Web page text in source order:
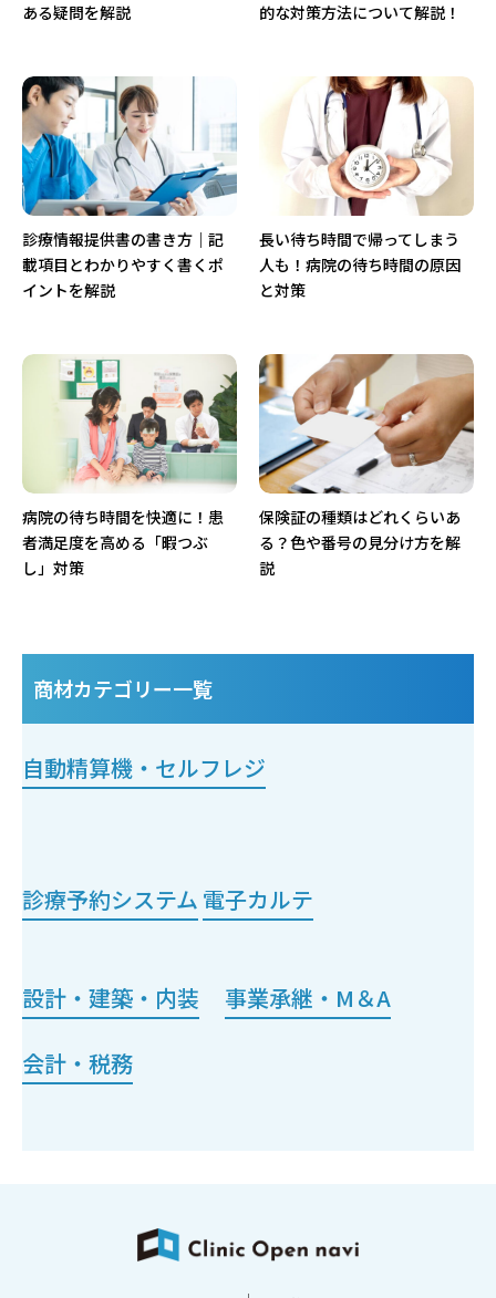
ある疑問を解説
的な対策方法について解説！
診療情報提供書の書き方｜記
載項目とわかりやすく書くポ
イントを解説
長い待ち時間で帰ってしまう
人も！病院の待ち時間の原因
と対策
病院の待ち時間を快適に！患
者満足度を高める「暇つぶ
し」対策
保険証の種類はどれくらいあ
る？色や番号の見分け方を解
説
商材カテゴリー一覧
自動精算機・セルフレジ
診療予約システム 電子カルテ
設計・建築・内装 事業承継・M＆A
会計・税務